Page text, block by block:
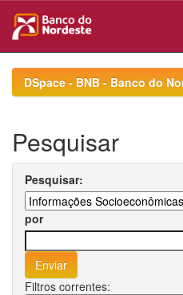
navigationDSpace - BNB - Banco do
Pesquisar
Pesquisar:
por
Filtros correntes: